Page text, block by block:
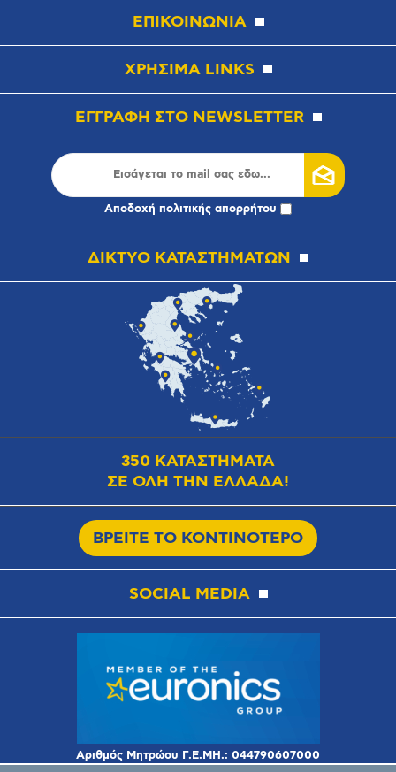
ΕΠΙΚΟΙΝΩΝΙΑ
ΧΡΗΣΙΜΑ LINKS
ΕΓΓΡΑΦΗ ΣΤΟ NEWSLETTER
Αποδοχή πολιτικής απορρήτου
ΔΙΚΤΥΟ ΚΑΤΑΣΤΗΜΑΤΩΝ
350 ΚΑΤΑΣΤΗΜΑΤΑ
ΣΕ ΟΛΗ ΤΗΝ ΕΛΛΑΔΑ!
ΒΡΕΙΤΕ ΤΟ ΚΟΝΤΙΝΟΤΕΡΟ
SOCIAL MEDIA